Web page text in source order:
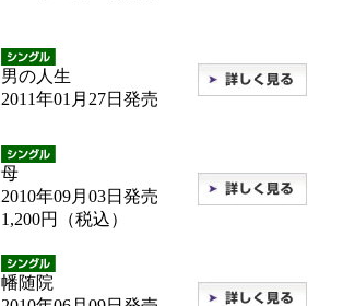
男の人生
2011年01月27日発売
母
2010年09月03日発売
1,200円（税込）
幡随院